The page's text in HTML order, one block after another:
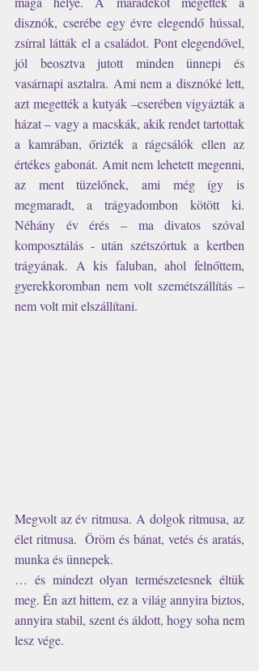
disznók, cserébe egy évre elegendő hússal,
zsírral látták el a családot. Pont elegendővel,
jól beosztva jutott minden ünnepi és
vasárnapi asztalra. Ami nem a disznóké lett,
azt megették a kutyák –cserében vigyázták a
házat – vagy a macskák, akik rendet tartottak
a kamrában, őrizték a rágcsálók ellen az
értékes gabonát. Amit nem lehetett megenni,
az ment tüzelőnek, ami még így is
megmaradt, a trágyadombon kötött ki.
Néhány év érés – ma divatos szóval
komposztálás - után szétszórtuk a kertben
trágyának. A kis faluban, ahol felnőttem,
gyerekkoromban nem volt szemétszállítás –
nem volt mit elszállítani.
Megvolt az év ritmusa. A dolgok ritmusa, az
élet ritmusa.  Öröm és bánat, vetés és aratás,
munka és ünnepek.
… és mindezt olyan természetesnek éltük
meg. Én azt hittem, ez a világ annyira biztos,
annyira stabil, szent és áldott, hogy soha nem
lesz vége.